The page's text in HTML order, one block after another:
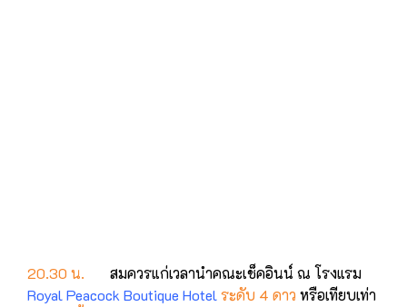
20.30 น.
สมควรแก่เวลานำคณะเช็คอินน์ ณ โรงแรม
Royal Peacock Boutique Hotelระดับ 4 ดาว หรือเทียบเท่า